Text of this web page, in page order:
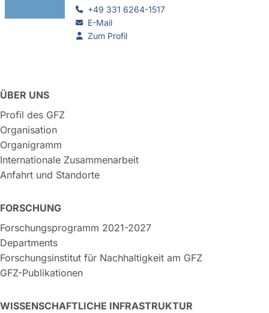
+49 331 6264-1517
E-Mail
Zum Profil
ÜBER UNS
Profil des GFZ
Organisation
Organigramm
Internationale Zusammenarbeit
Anfahrt und Standorte
FORSCHUNG
Forschungsprogramm 2021-2027
Departments
Forschungsinstitut für Nachhaltigkeit am GFZ
GFZ-Publikationen
WISSENSCHAFTLICHE INFRASTRUKTUR